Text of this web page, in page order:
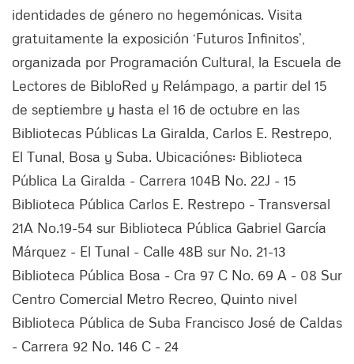
identidades de género no hegemónicas. Visita
gratuitamente la exposición ‘Futuros Infinitos’,
organizada por Programación Cultural, la Escuela de
Lectores de BibloRed y Relámpago, a partir del 15
de septiembre y hasta el 16 de octubre en las
Bibliotecas Públicas La Giralda, Carlos E. Restrepo,
El Tunal, Bosa y Suba. Ubicaciónes: Biblioteca
Pública La Giralda - Carrera 104B No. 22J - 15
Biblioteca Pública Carlos E. Restrepo - Transversal
21A No.19-54 sur Biblioteca Pública Gabriel García
Márquez - El Tunal - Calle 48B sur No. 21-13
Biblioteca Pública Bosa - Cra 97 C No. 69 A - 08 Sur
Centro Comercial Metro Recreo, Quinto nivel
Biblioteca Pública de Suba Francisco José de Caldas
- Carrera 92 No. 146 C - 24